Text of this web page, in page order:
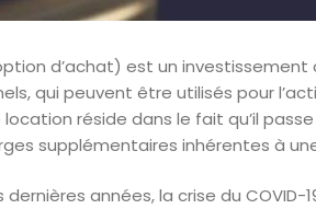
d’achat) est un
qui peuvent être utilisés pour
réside dans le fait qu’il
supplémentaires inhérentes à
années, la crise du